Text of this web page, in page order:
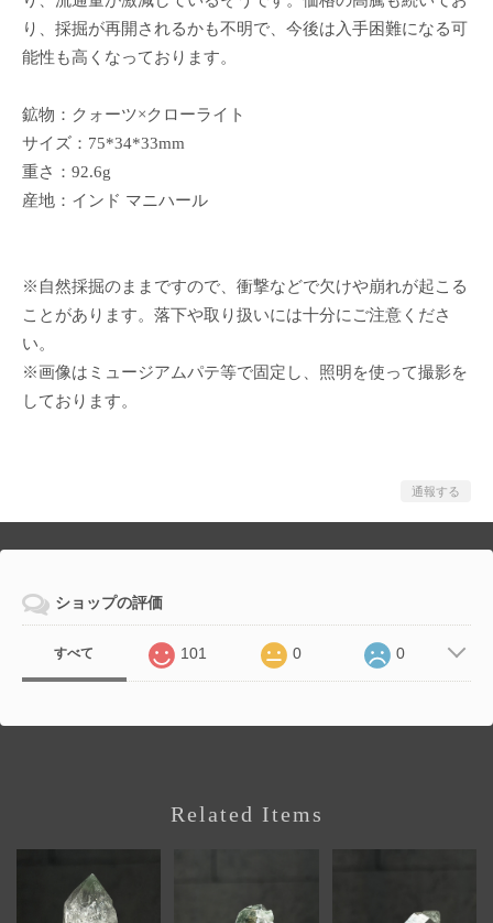
り、採掘が再開されるかも不明で、今後は入手困難になる可
能性も高くなっております。
鉱物：クォーツ×クローライト
サイズ：75*34*33mm
重さ：92.6g
産地：インド マニハール
※自然採掘のままですので、衝撃などで欠けや崩れが起こる
ことがあります。落下や取り扱いには十分にご注意くださ
い。
※画像はミュージアムパテ等で固定し、照明を使って撮影を
しております。
通報する
ショップの評価
すべて 101 0 0
Related Items